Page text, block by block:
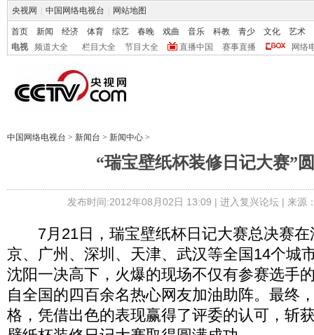
央视网 中国网络电视台 网站地图
首页 新闻 经济 体育 综艺 春晚 戏曲 音乐 科教 青少 文化
艺术
电视
频道大全 栏目大全 节目大全 直播中国 赛事直播 网络
中国网络电视台 > 新闻台 > 新闻中心 >
“瑞宝壁纸杯装修日记大赛”
发布时间:2012年08月02日 13:09 | 进入复兴论坛| 来源
7月21日，瑞宝壁纸杯日记大赛总决赛在
京、广州、深圳、天津、武汉等全国14个城
沈阳一决高下，火爆的现场不仅有参赛选手
自全国的四百余名热心网友加油助阵。最终
格，凭借出色的表现赢得了评委的认可，斩